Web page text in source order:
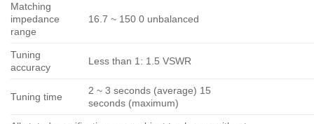
Matching
impedance
range
16.7 ~ 150 0 unbalanced
Tuning
accuracy
Less than 1: 1.5 VSWR
Tuning time
2 ~ 3 seconds (average) 15
seconds (maximum)